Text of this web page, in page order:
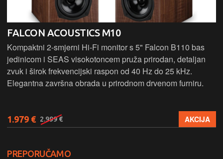
FALCON ACOUSTICS M10
Kompaktni 2-smjerni Hi-Fi monitor s 5" Falcon B110 bas
jedinicom i SEAS visokotoncem pruža prirodan, detaljan
zvuk i širok frekvencijski raspon od 40 Hz do 25 kHz.
Elegantna završna obrada u prirodnom drvenom furniru.
1.979 € 2.999 € AKCIJA
PREPORUČAMO